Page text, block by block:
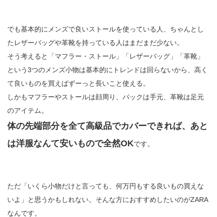
でも基本的にメンズで良いストールを使っている人、ちゃんとし
たレザーバッグや革靴を持っている人はまだまだ少ない。
そう考えると「マフラー・ストール」「レザーバッグ」「革靴」
という3つのメンズ小物は基本的にトレンドは回らないから、高く
て良いものを買えばずーっと長いこと使える。
しかもマフラーやストールは顔周り、バックは手元、革靴は足元
のアイテム。
体の先端部分を全て高級品でカバーできれば、あと
は洋服なんて安いもので全然OKです。
ただ「いくら小物だけと言っても、何万円もする良いもの買えな
いよ」と思うかもしれない。そんな方におすすめしたいのがZARA
なんです。